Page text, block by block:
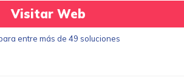
Visitar Web
entre más de 49 soluciones